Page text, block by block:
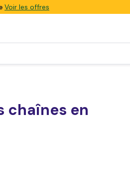
Voir les offres
chaînes en